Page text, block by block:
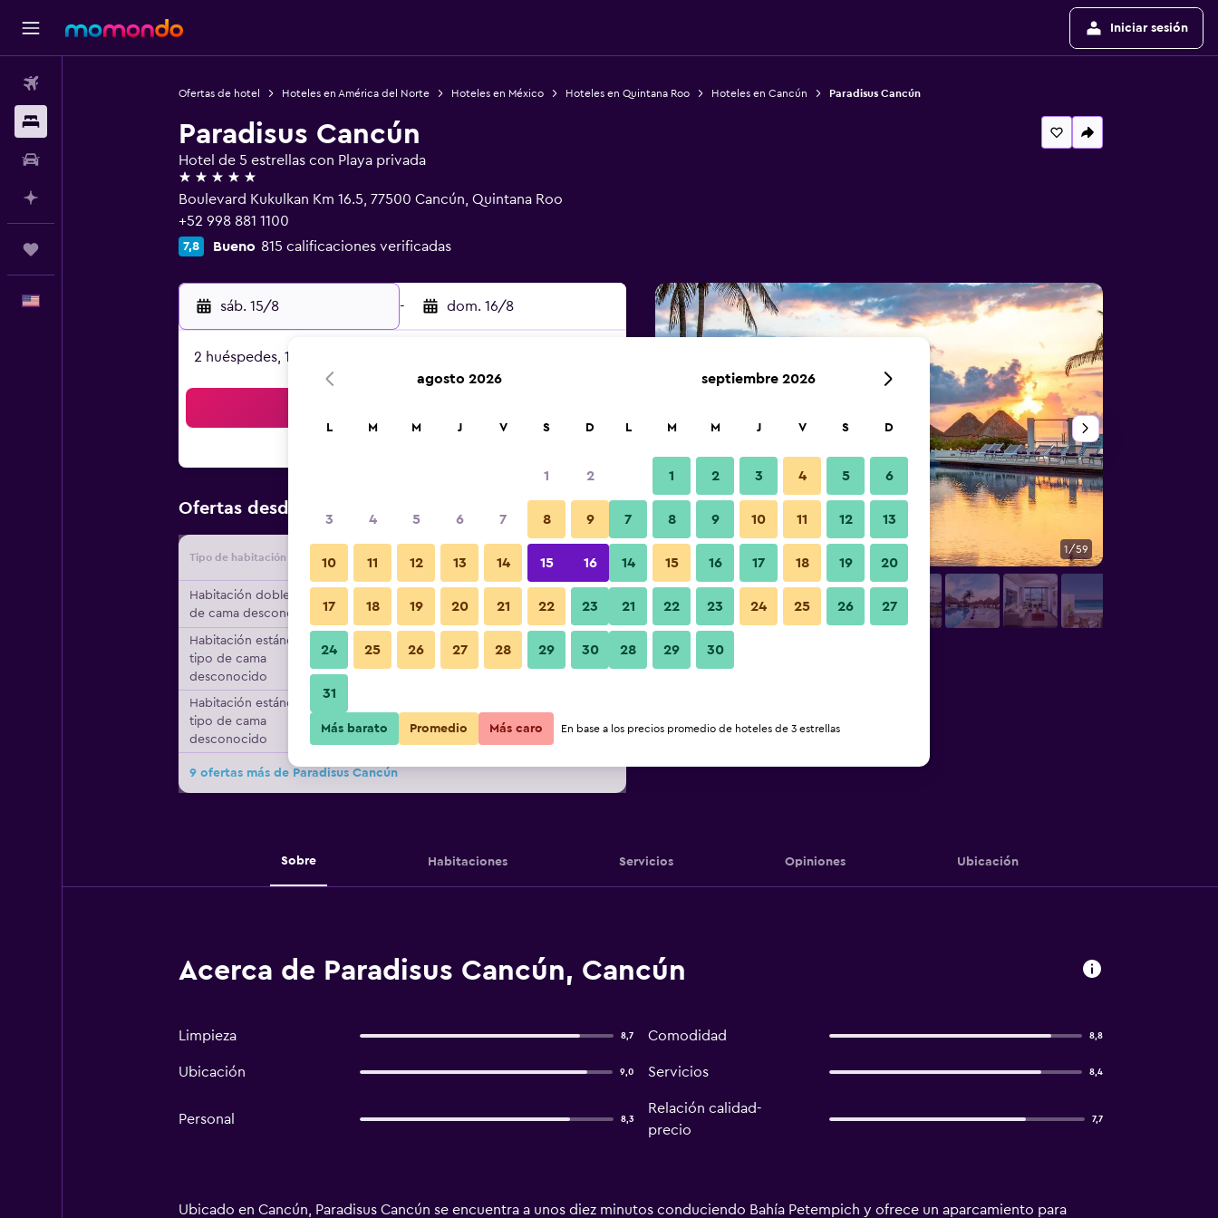
Iniciar sesión
Ofertas de hotel Hoteles en América del Norte Hoteles en México Hoteles en Quintana Roo Hoteles en Cancún Paradisus Cancún
Paradisus Cancún
Hotel de 5 estrellas con Playa privada
5 estrellas
Boulevard Kukulkan Km 16.5, 77500 Cancún, Quintana Roo
+52 998 881 1100
7,8 Bueno 815 calificaciones verificadas
sáb. 15/8 - dom. 16/8
2 huéspedes, 1 habitación
Ofertas desde Oferta más barata de precio por noche
Tipo de habitación Proveedor Total noche
Habitación doble, tipo
de cama desconocido
$345 Ver oferta
Habitación estándar,
tipo de cama
desconocido
$369
Habitación estándar,
tipo de cama
desconocido
$393 Ver oferta
9 ofertas más de Paradisus Cancún
Piscina 1/59
Fotos
Sobre Habitaciones Servicios Opiniones Ubicación
Acerca de Paradisus Cancún, Cancún
Limpieza 8,7 Comodidad 8,8
Ubicación 9,0 Servicios 8,4
Personal 8,3
Relación calidad-
precio
7,7
Ubicado en Cancún, Paradisus Cancún se encuentra a unos diez minutos conduciendo Bahía Petempich y ofrece un aparcamiento para
agosto 2026
L M M J V S D
1 2
3 4 5 6 7 8 9
10 11 12 13 14 15 16
17 18 19 20 21 22 23
24 25 26 27 28 29 30
31
septiembre 2026
L M M J V S D
1 2 3 4 5 6
7 8 9 10 11 12 13
14 15 16 17 18 19 20
21 22 23 24 25 26 27
28 29 30
Más barato Promedio Más caro En base a los precios promedio de hoteles de 3 estrellas